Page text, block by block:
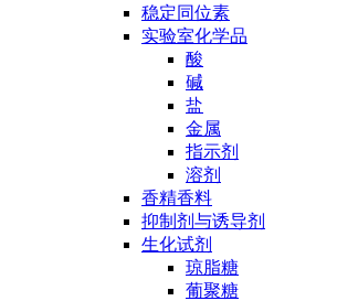
稳定同位素
实验室化学品
酸
碱
盐
金属
指示剂
溶剂
香精香料
抑制剂与诱导剂
生化试剂
琼脂糖
葡聚糖